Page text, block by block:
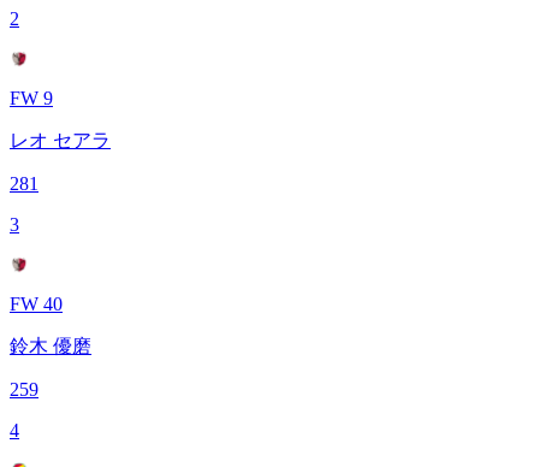
2
FW 9
レオ セアラ
281
3
FW 40
鈴木 優磨
259
4